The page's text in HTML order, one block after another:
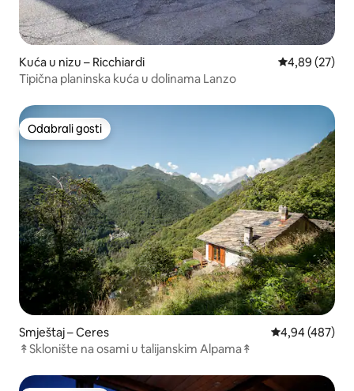
Kuća u nizu – Ricchiardi Prosječna
4,89 (27)
Tipična planinska kuća u dolinama Lanzo
Odabrali gosti
Odabrali gosti
Smještaj – Ceres Prosječna
4,94 (487)
↟Sklonište na osami u talijanskim Alpama↟